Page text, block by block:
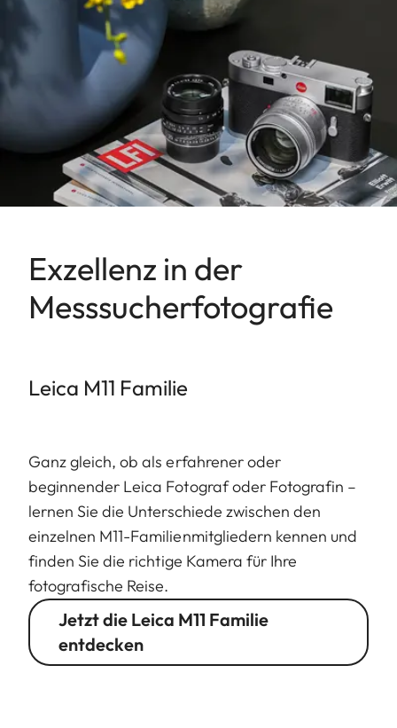
Exzellenz in der
Messsucherfotografie
Leica M11 Familie
Ganz gleich, ob als erfahrener oder
beginnender Leica Fotograf oder Fotografin –
lernen Sie die Unterschiede zwischen den
einzelnen M11-Familienmitgliedern kennen und
finden Sie die richtige Kamera für Ihre
fotografische Reise.
Jetzt die Leica M11 Familie
entdecken